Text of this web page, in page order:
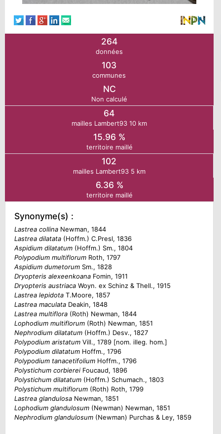
264
données
103
communes
NC
Non calculé
64
mailles Lambert93 10 km
15.96 %
territoire maillé
102
mailles Lambert93 5 km
6.36 %
territoire maillé
Synonyme(s) :
Lastrea collinaNewman, 1844
Lastrea dilatata(Hoffm.) C.Presl, 1836
Aspidium dilatatum(Hoffm.) Sm., 1804
Polypodium multiflorumRoth, 1797
Aspidium dumetorumSm., 1828
Dryopteris alexeenkoanaFomin, 1911
Dryopteris austriacaWoyn. ex Schinz & Thell., 1915
Lastrea lepidotaT.Moore, 1857
Lastrea maculataDeakin, 1848
Lastrea multiflora(Roth) Newman, 1844
Lophodium multiflorum(Roth) Newman, 1851
Nephrodium dilatatum(Hoffm.) Desv., 1827
Polypodium aristatumVill., 1789 [nom. illeg. hom.]
Polypodium dilatatumHoffm., 1796
Polypodium tanacetifoliumHoffm., 1796
Polystichum corbiereiFoucaud, 1896
Polystichum dilatatum(Hoffm.) Schumach., 1803
Polystichum multiflorum(Roth) Roth, 1799
Lastrea glandulosaNewman, 1851
Lophodium glandulosum(Newman) Newman, 1851
Nephrodium glandulosum(Newman) Purchas & Ley, 1859